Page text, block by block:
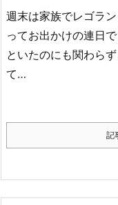
週末は家族でレゴラ
ってお出かけの連日
といたのにも関わら
て…
記